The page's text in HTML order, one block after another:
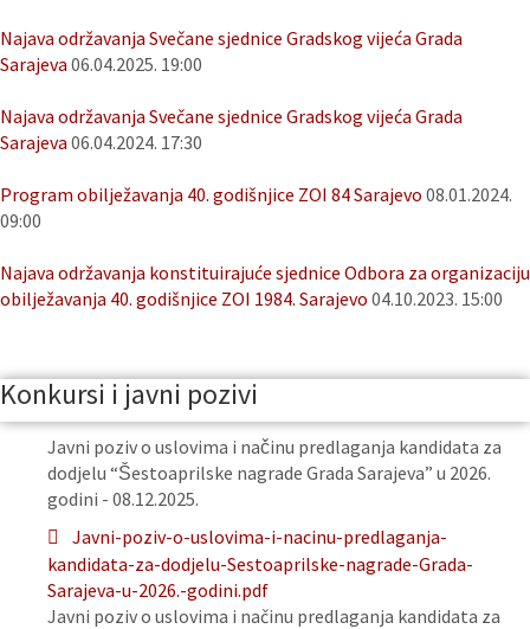
Najava održavanja Svečane sjednice Gradskog vijeća Grada
Sarajeva 06.04.2025. 19:00
Najava održavanja Svečane sjednice Gradskog vijeća Grada
Sarajeva 06.04.2024. 17:30
Program obilježavanja 40. godišnjice ZOI 84 Sarajevo 08.01.2024.
09:00
Najava održavanja konstituirajuće sjednice Odbora za organizaciju
obilježavanja 40. godišnjice ZOI 1984. Sarajevo 04.10.2023. 15:00
Konkursi i javni pozivi
Javni poziv o uslovima i načinu predlaganja kandidata za
dodjelu “Šestoaprilske nagrade Grada Sarajeva” u 2026.
godini - 08.12.2025.
Javni-poziv-o-uslovima-i-nacinu-predlaganja-
kandidata-za-dodjelu-Sestoaprilske-nagrade-Grada-
Sarajeva-u-2026.-godini.pdf
Javni poziv o uslovima i načinu predlaganja kandidata za